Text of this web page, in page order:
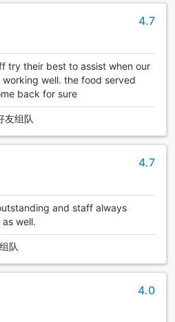
4.7
try their best to assist when our
working well. the food served
back for sure
友组队
4.7
and staff always
well.
队
4.0